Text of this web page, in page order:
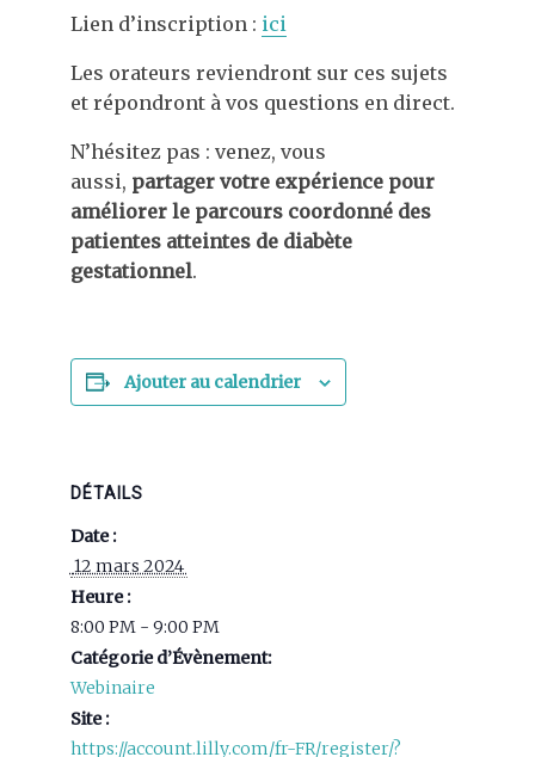
Lien d’inscription : ici
Les orateurs reviendront sur ces sujets
et répondront à vos questions en direct.
N’hésitez pas : venez, vous
aussi, partager votre expérience pour
améliorer le parcours coordonné des
patientes atteintes de diabète
gestationnel.
Ajouter au calendrier
DÉTAILS
Date :
12 mars 2024
Heure :
8:00 PM - 9:00 PM
Catégorie d’Évènement:
Webinaire
Site :
https://account.lilly.com/fr-FR/register/?